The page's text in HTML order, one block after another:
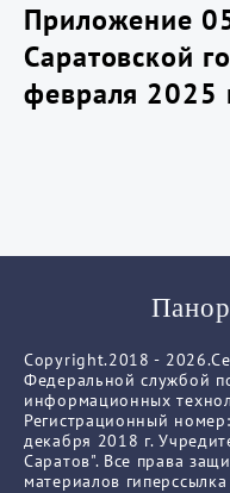
Приложение
Саратовской
февраля
Copyright.2018 -
Федеральной службой
информационных
Регистрационный
декабря 2018 г.
Саратов". Все права
материалов